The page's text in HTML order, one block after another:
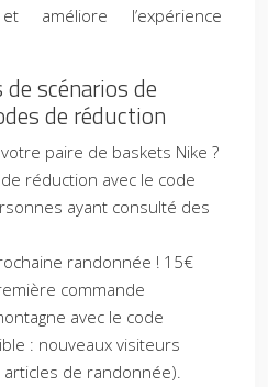
améliore l’expérience
scénarios de
de réduction
paire de baskets Nike ?
réduction avec le code
ayant consulté des
randonnée ! 15€
commande
avec le code
: nouveaux visiteurs
de randonnée).